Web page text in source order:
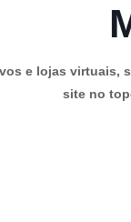
e lojas virtuais,
site no